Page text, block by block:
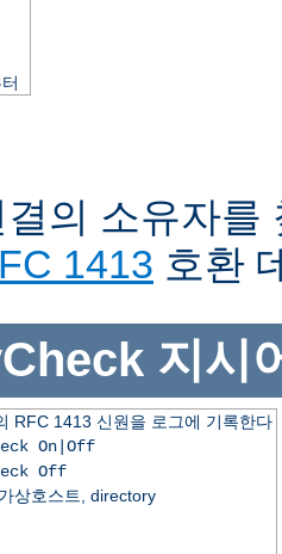
의 소유자를
1413 호환
지시
RFC 1413 신원을 로그에 기록한다
On|Off
Off
상호스트, directory